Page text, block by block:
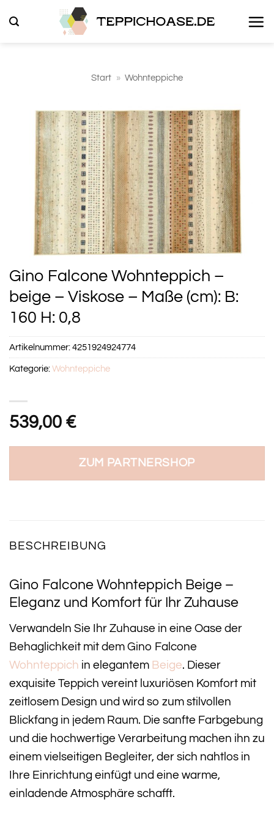
Inhalt
Start » Wohnteppiche
Gino Falcone Wohnteppich –
beige – Viskose – Maße (cm): B:
160 H: 0,8
539,00 €
ZUM PARTNERSHOP
Artikelnummer:4251924924774
Kategorie:Wohnteppiche
BESCHREIBUNG
Gino Falcone Wohnteppich Beige –
Eleganz und Komfort für Ihr Zuhause
Verwandeln Sie Ihr Zuhause in eine Oase der
Behaglichkeit mit dem Gino Falcone
Wohnteppich in elegantem Beige. Dieser
exquisite Teppich vereint luxuriösen Komfort mit
zeitlosem Design und wird so zum stilvollen
Blickfang in jedem Raum. Die sanfte Farbgebung
und die hochwertige Verarbeitung machen ihn zu
einem vielseitigen Begleiter, der sich nahtlos in
Ihre Einrichtung einfügt und eine warme,
einladende Atmosphäre schafft.